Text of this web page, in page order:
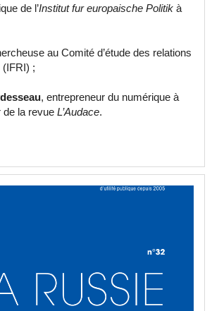
de l’Institut fur europaische Politik à
au Comité d’étude des relations
;
, entrepreneur du numérique à
de la revue L’Audace.